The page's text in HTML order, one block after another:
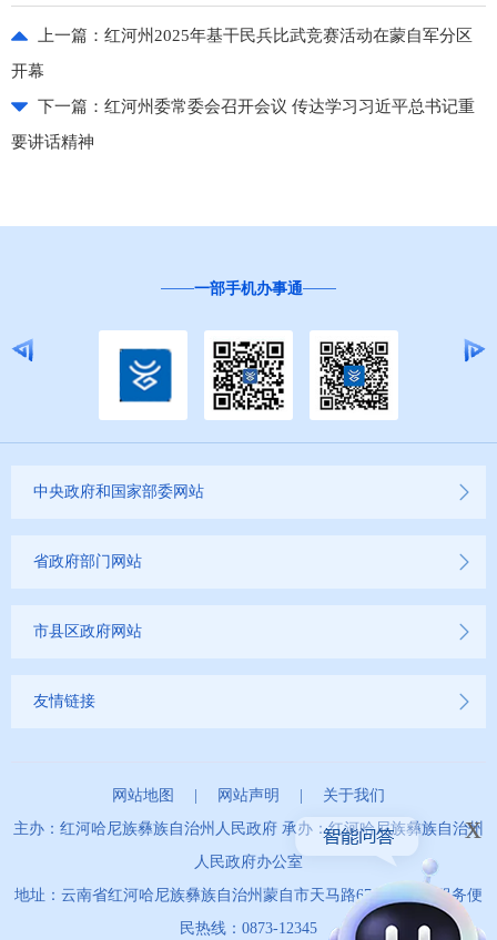
上一篇： 红河州2025年基干民兵比武竞赛活动在蒙自军分区
开幕
下一篇： 红河州委常委会召开会议 传达学习习近平总书记重
要讲话精神
一部手机办事通
中央政府和国家部委网站
省政府部门网站
市县区政府网站
友情链接
网站地图 | 网站声明 | 关于我们
主办：红河哈尼族彝族自治州人民政府 承办：红河哈尼族彝族自治州
人民政府办公室
地址：云南省红河哈尼族彝族自治州蒙自市天马路67号 政务服务便
民热线：0873-12345
x